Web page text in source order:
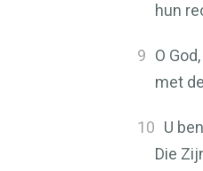
hun
9 O
met
10 U
Die